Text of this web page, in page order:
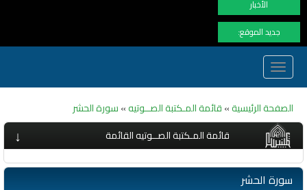
الأخبار
جديد الموقع:
Toggle
navigation
الصفحة الرئيسية»قائمة المـكتبة الصــوتيه»سورة الحشر
↓ قائمة المـكتبة الصــوتيه القائمة
سورة الحشر